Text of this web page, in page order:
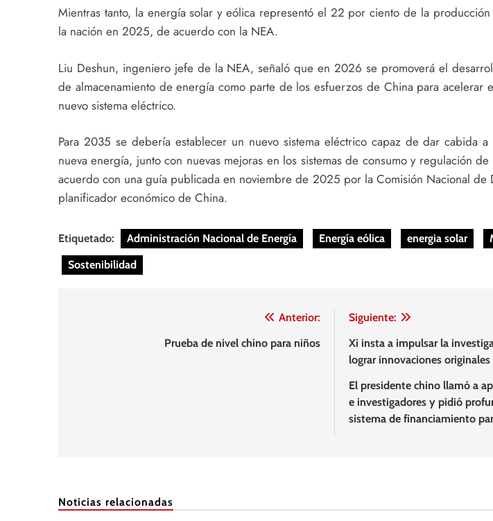
Mientras tanto, la energía solar y eólica representó el 22 por ciento de la
la nación en 2025, de acuerdo con la NEA.
Liu Deshun, ingeniero jefe de la NEA, señaló que en 2026 se promoverá el
de almacenamiento de energía como parte de los esfuerzos de China para acelerar
nuevo sistema eléctrico.
Para 2035 se debería establecer un nuevo sistema eléctrico capaz de dar cabida
nueva energía, junto con nuevas mejoras en los sistemas de consumo y regulación
acuerdo con una guía publicada en noviembre de 2025 por la Comisión Nacional de
planificador económico de China.
Etiquetado: Administración Nacional de Energía Energía eólica energia solar
Sostenibilidad
Anterior:
Prueba de nivel chino para niños
Siguiente:
Xi insta a impulsar la
lograr innovaciones originales
El presidente chino llamó a
e investigadores y pidió
sistema de financiamiento
Noticias relacionadas